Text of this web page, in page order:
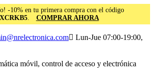
-10% en tu primera compra con el código
. COMPRAR AHORA
Lun-Jue 07:00-19:00,
móvil, control de acceso y electrónica